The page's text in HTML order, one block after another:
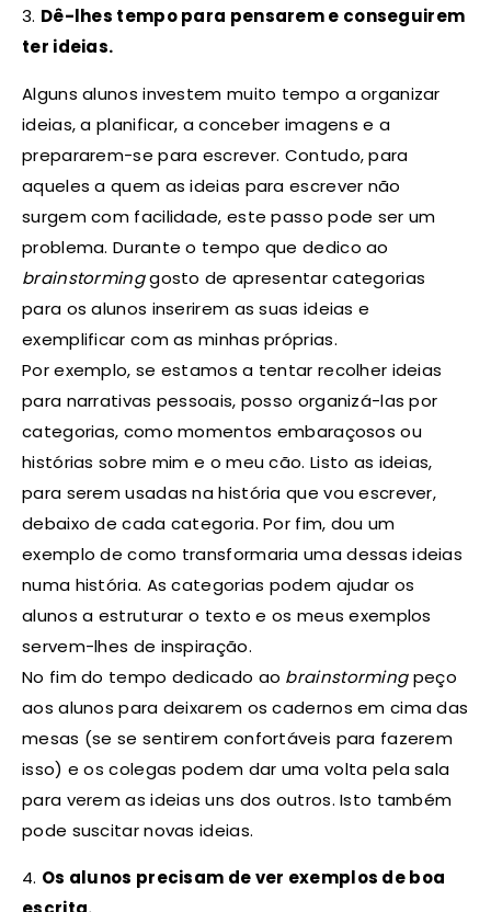
3. Dê-lhes tempo para pensarem e conseguirem
ter ideias.
Alguns alunos investem muito tempo a organizar
ideias, a planificar, a conceber imagens e a
prepararem-se para escrever. Contudo, para
aqueles a quem as ideias para escrever não
surgem com facilidade, este passo pode ser um
problema. Durante o tempo que dedico ao
brainstorminggosto de apresentar categorias
para os alunos inserirem as suas ideias e
exemplificar com as minhas próprias.
Por exemplo, se estamos a tentar recolher ideias
para narrativas pessoais, posso organizá-las por
categorias, como momentos embaraçosos ou
histórias sobre mim e o meu cão. Listo as ideias,
para serem usadas na história que vou escrever,
debaixo de cada categoria. Por fim, dou um
exemplo de como transformaria uma dessas ideias
numa história. As categorias podem ajudar os
alunos a estruturar o texto e os meus exemplos
servem-lhes de inspiração.
No fim do tempo dedicado ao brainstormingpeço
aos alunos para deixarem os cadernos em cima das
mesas (se se sentirem confortáveis para fazerem
isso) e os colegas podem dar uma volta pela sala
para verem as ideias uns dos outros. Isto também
pode suscitar novas ideias.
4. Os alunos precisam de ver exemplos de boa